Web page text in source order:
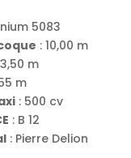
5083
: 10,00 m
m
m
: 500 cv
: B 12
: Pierre Delion